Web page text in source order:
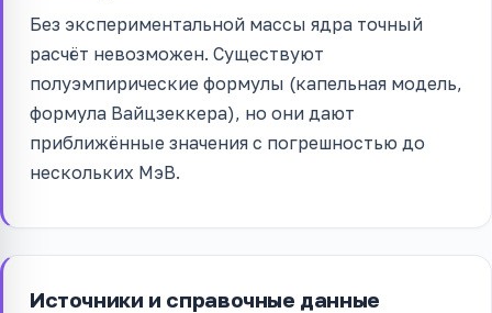
Без экспериментальной массы ядра точный
расчёт невозможен. Существуют
полуэмпирические формулы (капельная модель,
формула Вайцзеккера), но они дают
приближённые значения с погрешностью до
нескольких МэВ.
Источники и справочные данные